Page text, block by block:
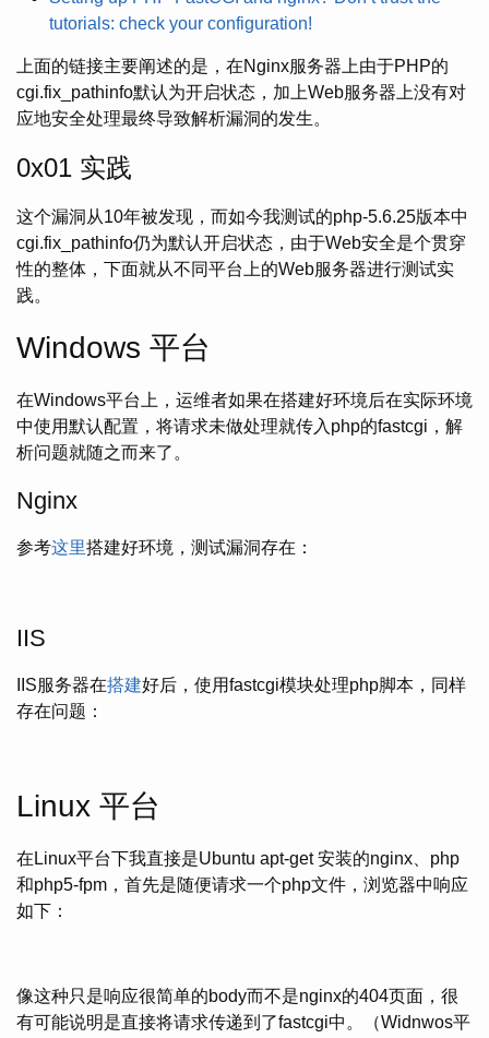
tutorials: check your configuration!
上面的链接主要阐述的是，在Nginx服务器上由于PHP的
cgi.fix_pathinfo默认为开启状态，加上Web服务器上没有对
应地安全处理最终导致解析漏洞的发生。
0x01 实践
这个漏洞从10年被发现，而如今我测试的php-5.6.25版本中
cgi.fix_pathinfo仍为默认开启状态，由于Web安全是个贯穿
性的整体，下面就从不同平台上的Web服务器进行测试实
践。
Windows 平台
在Windows平台上，运维者如果在搭建好环境后在实际环境
中使用默认配置，将请求未做处理就传入php的fastcgi，解
析问题就随之而来了。
Nginx
参考这里搭建好环境，测试漏洞存在：
IIS
IIS服务器在搭建好后，使用fastcgi模块处理php脚本，同样
存在问题：
Linux 平台
在Linux平台下我直接是Ubuntu apt-get 安装的nginx、php
和php5-fpm，首先是随便请求一个php文件，浏览器中响应
如下：
像这种只是响应很简单的body而不是nginx的404页面，很
有可能说明是直接将请求传递到了fastcgi中。（Widnwos平